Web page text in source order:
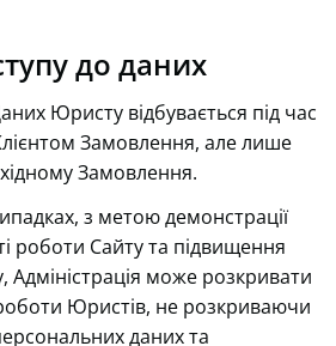
до даних
Юристу відбувається під час
Замовлення, але лише
Замовлення.
з метою демонстрації
роботи Сайту та підвищення
Адміністрація може розкривати
Юристів, не розкриваючи
даних та